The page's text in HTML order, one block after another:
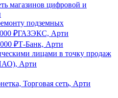
магазинов цифровой и
подземных
₽ГАЗЭКС, Арти
₽Т-Банк, Арти
лицами в точку продаж
Арти
Торговая сеть, Арти